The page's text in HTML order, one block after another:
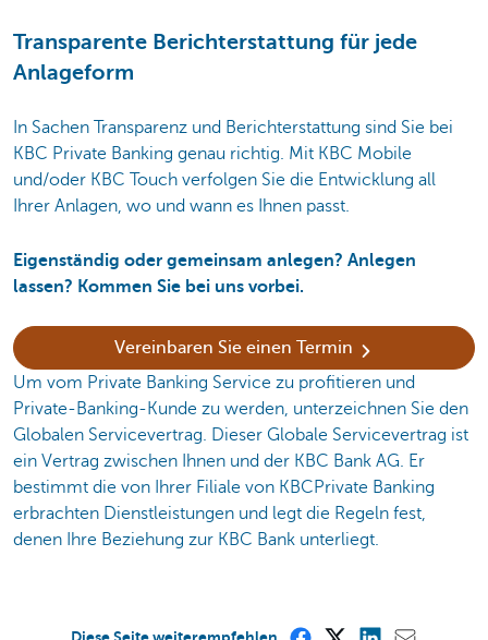
Transparente Berichterstattung für jede
Anlageform
In Sachen Transparenz und Berichterstattung sind Sie bei
KBC Private Banking genau richtig. Mit KBC Mobile
und/oder KBC Touch verfolgen Sie die Entwicklung all
Ihrer Anlagen, wo und wann es Ihnen passt.
Eigenständig oder gemeinsam anlegen? Anlegen
lassen? Kommen Sie bei uns vorbei.
Vereinbaren Sie einen Termin
Um vom Private Banking Service zu profitieren und
Private-Banking-Kunde zu werden, unterzeichnen Sie den
Globalen Servicevertrag. Dieser Globale Servicevertrag ist
ein Vertrag zwischen Ihnen und der KBC Bank AG. Er
bestimmt die von Ihrer Filiale von KBCPrivate Banking
erbrachten Dienstleistungen und legt die Regeln fest,
denen Ihre Beziehung zur KBC Bank unterliegt.